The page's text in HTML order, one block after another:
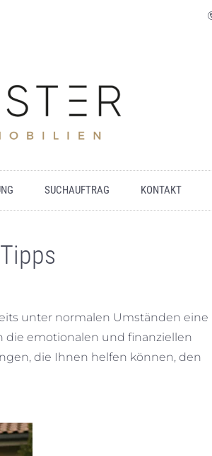
SUCHAUFTRAG KONTAKT
unter normalen Umständen eine
die emotionalen und finanziellen
die Ihnen helfen können, den